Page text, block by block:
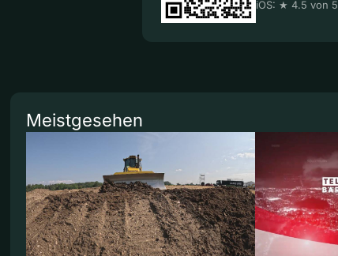
iOS: ★ 4.5 von 5
Meistgesehen